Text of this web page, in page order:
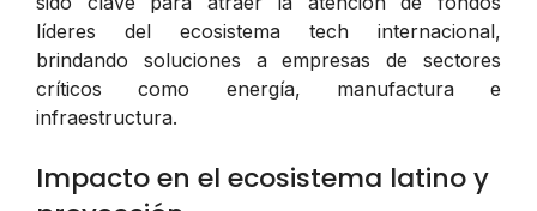
líderes del ecosistema tech internacional,
brindando soluciones a empresas de sectores
críticos como energía, manufactura e
infraestructura.
Impacto en el ecosistema latino y